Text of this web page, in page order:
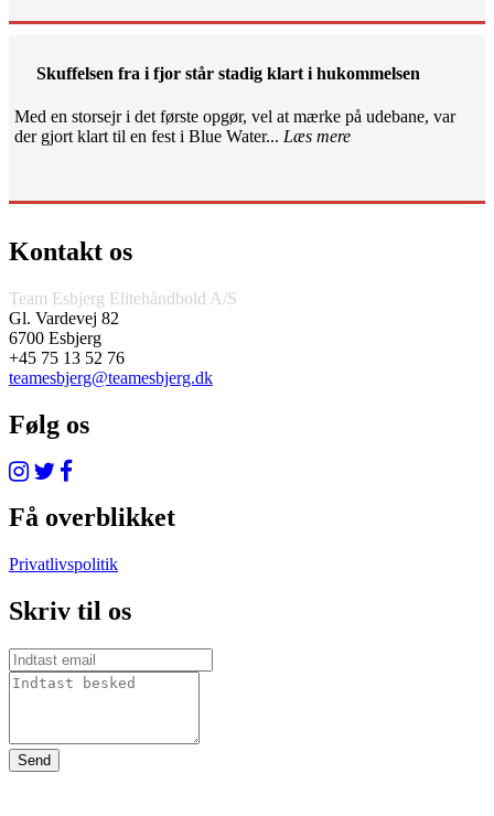
Skuffelsen fra i fjor står stadig klart i hukommelsen
Med en storsejr i det første opgør, vel at mærke på udebane, var
der gjort klart til en fest i Blue Water... Læs mere
Kontakt os
Team Esbjerg Elitehåndbold A/S
Gl. Vardevej 82
6700 Esbjerg
+45 75 13 52 76
teamesbjerg@teamesbjerg.dk
Følg os
Få overblikket
Privatlivspolitik
Skriv til os